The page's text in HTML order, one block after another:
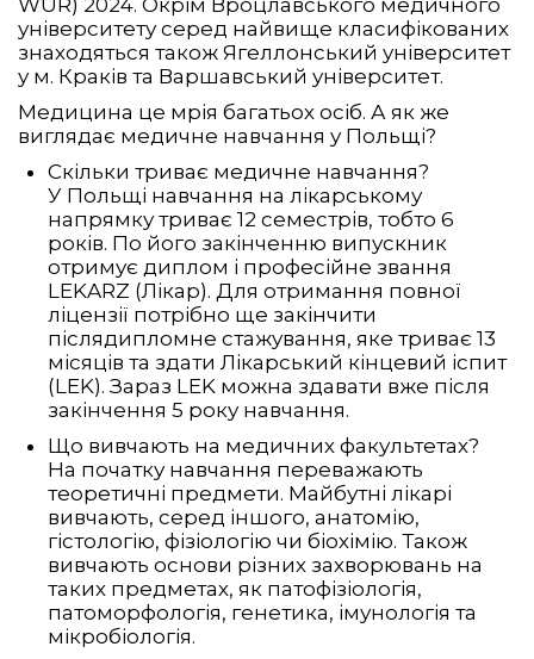
WUR) 2024. Окрім Вроцлавського медичного
університету серед найвище класифікованих
знаходяться також Ягеллонський університет
у м. Краків та Варшавський університет.
Медицина це мрія багатьох осіб. А як же
виглядає медичне навчання у Польщі?
Скільки триває медичне навчання?
У Польщі навчання на лікарському
напрямку триває 12 семестрів, тобто 6
років. По його закінченню випускник
отримує диплом і професійне звання
LEKARZ (Лікар). Для отримання повної
ліцензії потрібно ще закінчити
післядипломне стажування, яке триває 13
місяців та здати Лікарський кінцевий іспит
(LEK). Зараз LEK можна здавати вже після
закінчення 5 року навчання.
Що вивчають на медичних факультетах?
На початку навчання переважають
теоретичні предмети. Майбутні лікарі
вивчають, серед іншого, анатомію,
гістологію, фізіологію чи біохімію. Також
вивчають основи різних захворювань на
таких предметах, як патофізіологія,
патоморфологія, генетика, імунологія та
мікробіологія.